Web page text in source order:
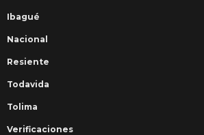
Ibagué
Nacional
Resiente
Todavida
Tolima
Verificaciones